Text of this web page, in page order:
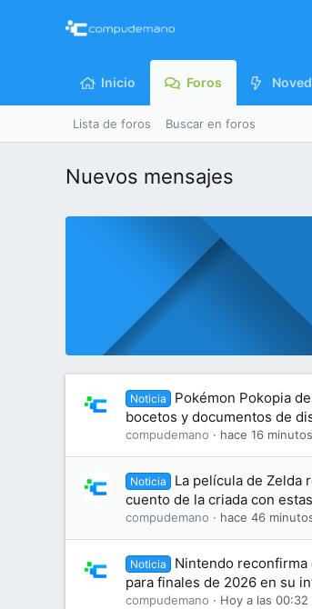
Inicio Foros
Lista de foros Buscar en foros
Nuevos mensajes
Noticia
Pokémon Pokopia
bocetos y documentos de
compudemano hace 16 minutos
Noticia
La película de Zelda
cuento de la criada con
compudemano hace 46
Noticia
Nintendo reconfirma
para finales de 2026 en su
compudemano Hoy a las 00:32